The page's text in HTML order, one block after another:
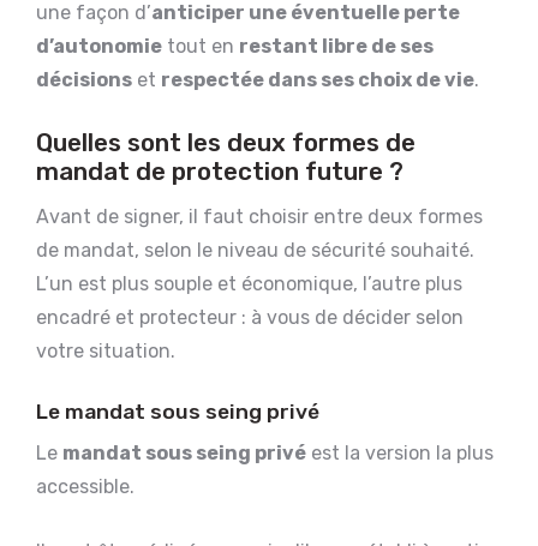
une façon d’anticiper une éventuelle perte
d’autonomie tout en restant libre de ses
décisions et respectée dans ses choix de vie.
Quelles sont les deux formes de
mandat de protection future ?
Avant de signer, il faut choisir entre deux formes
de mandat, selon le niveau de sécurité souhaité.
L’un est plus souple et économique, l’autre plus
encadré et protecteur : à vous de décider selon
votre situation.
Le mandat sous seing privé
Le mandat sous seing privé est la version la plus
accessible.